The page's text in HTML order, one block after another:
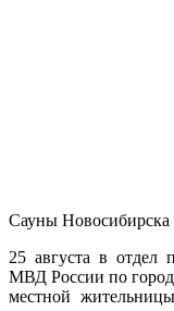
Сауны Новосибирска
25 августа в
МВД России по
местной